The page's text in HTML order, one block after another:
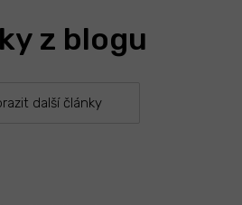
z blogu
další články